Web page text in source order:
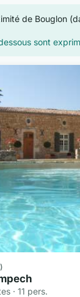
de Bouglon
sont
· 11 pers.